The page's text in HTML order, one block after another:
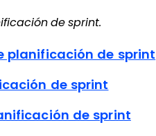
de sprint.
planificación de sprint
de sprint
de sprint